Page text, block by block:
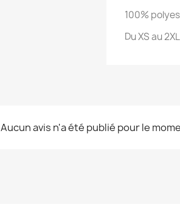
100%
Du XS au 2XL
Aucun avis n'a été publié pour le